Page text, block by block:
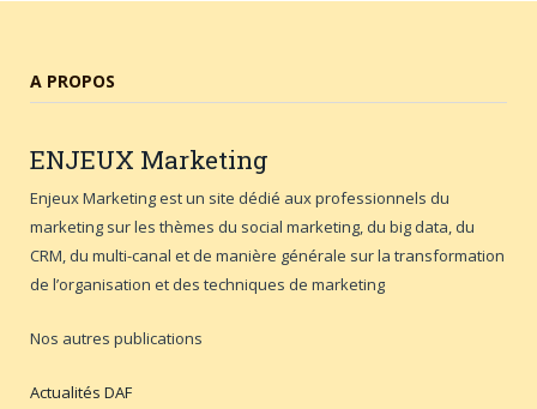
A PROPOS
ENJEUX Marketing
Enjeux Marketing est un site dédié aux professionnels du
marketing sur les thèmes du social marketing, du big data, du
CRM, du multi-canal et de manière générale sur la transformation
de l’organisation et des techniques de marketing
Nos autres publications
Actualités DAF